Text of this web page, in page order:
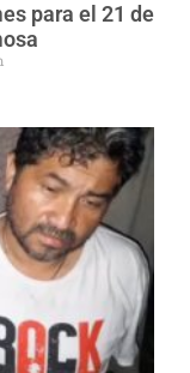
para el 21 de